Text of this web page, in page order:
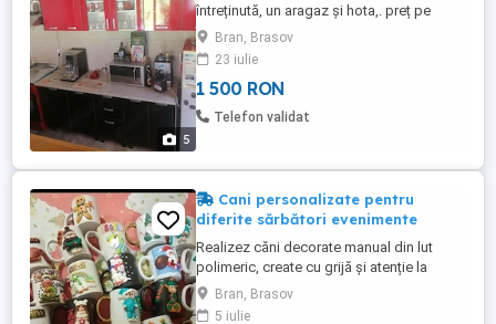
5
întreținută, un aragaz și hota,. preț pe
toate 1500 lei.
Bran, Brasov
23 iulie
1 500 RON
Telefon validat
Cani personalizate pentru
diferite sărbători evenimente
Realizez căni decorate manual din lut
polimeric, create cu grijă și atenție la
fiecare detaliu. Sunt cadoul perfect pentru
cei dragi care merită o amintire specială.
Bran, Brasov
5 iulie